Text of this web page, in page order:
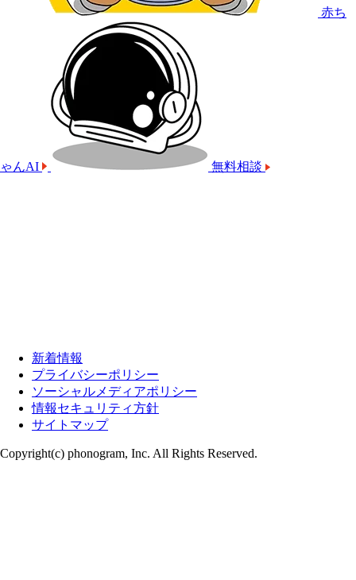
赤ち
ゃんAI 無料相談
新着情報
プライバシーポリシー
ソーシャルメディアポリシー
情報セキュリティ方針
サイトマップ
Copyright(c) phonogram, Inc. All Rights Reserved.